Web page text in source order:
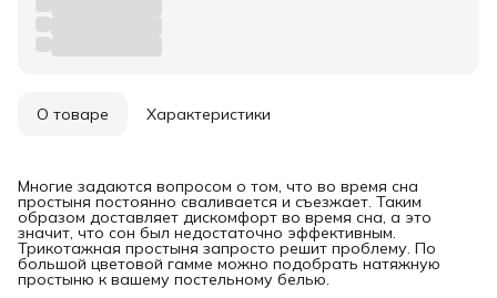
О товаре Характеристики
Многие задаются вопросом о том, что во время сна
простыня постоянно сваливается и съезжает. Таким
образом доставляет дискомфорт во время сна, а это
значит, что сон был недостаточно эффективным.
Трикотажная простыня запросто решит проблему. По
большой цветовой гамме можно подобрать натяжную
простыню к вашему постельному белью.